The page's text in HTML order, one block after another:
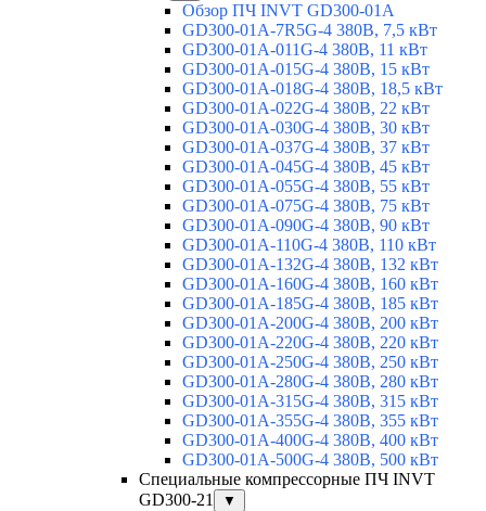
Обзор ПЧ INVT GD300-01A
GD300-01A-7R5G-4 380В, 7,5 кВт
GD300-01A-011G-4 380В, 11 кВт
GD300-01A-015G-4 380В, 15 кВт
GD300-01A-018G-4 380В, 18,5 кВт
GD300-01A-022G-4 380В, 22 кВт
GD300-01A-030G-4 380В, 30 кВт
GD300-01A-037G-4 380В, 37 кВт
GD300-01A-045G-4 380В, 45 кВт
GD300-01A-055G-4 380В, 55 кВт
GD300-01A-075G-4 380В, 75 кВт
GD300-01A-090G-4 380В, 90 кВт
GD300-01A-110G-4 380В, 110 кВт
GD300-01A-132G-4 380В, 132 кВт
GD300-01A-160G-4 380В, 160 кВт
GD300-01A-185G-4 380В, 185 кВт
GD300-01A-200G-4 380В, 200 кВт
GD300-01A-220G-4 380В, 220 кВт
GD300-01A-250G-4 380В, 250 кВт
GD300-01A-280G-4 380В, 280 кВт
GD300-01A-315G-4 380В, 315 кВт
GD300-01A-355G-4 380В, 355 кВт
GD300-01A-400G-4 380В, 400 кВт
GD300-01A-500G-4 380В, 500 кВт
Специальные компрессорные ПЧ INVT
GD300-21
▼